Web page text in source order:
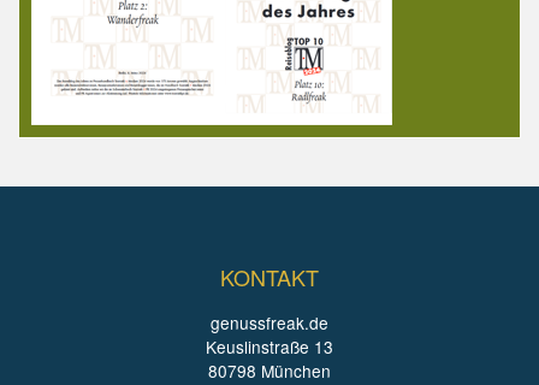
KONTAKT
genussfreak.de
Keuslinstraße 13
80798 München